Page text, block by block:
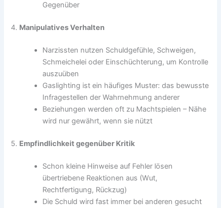
Gegenüber
4. Manipulatives Verhalten
Narzissten nutzen Schuldgefühle, Schweigen,
Schmeichelei oder Einschüchterung, um Kontrolle
auszuüben
Gaslighting ist ein häufiges Muster: das bewusste
Infragestellen der Wahrnehmung anderer
Beziehungen werden oft zu Machtspielen – Nähe
wird nur gewährt, wenn sie nützt
5. Empfindlichkeit gegenüber Kritik
Schon kleine Hinweise auf Fehler lösen
übertriebene Reaktionen aus (Wut,
Rechtfertigung, Rückzug)
Die Schuld wird fast immer bei anderen gesucht